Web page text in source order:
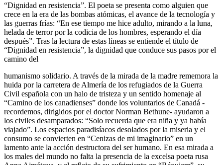
“Dignidad en resistencia”. El poeta se presenta como alguien que
crece en la era de las bombas atómicas, el avance de la tecnología y
las guerras frías: “En ese tiempo me hice adulto, mirando a la luna,
helada de terror por la codicia de los hombres, esperando el día
después”. Tras la lectura de estas líneas se entiende el título de
“Dignidad en resistencia”, la dignidad que conduce sus pasos por el
camino del
humanismo solidario. A través de la mirada de la madre rememora la
huida por la carretera de Almería de los refugiados de la Guerra
Civil española con un halo de tristeza y un sentido homenaje al
“Camino de los canadienses” donde los voluntarios de Canadá -
recordemos, dirigidos por el doctor Norman Bethune- ayudaron a
los civiles desamparados: “Solo recuerda que era niña y ya había
viajado”. Los espacios paradisíacos desolados por la miseria y el
consumo se convierten en “Cenizas de mi imaginario” en un
lamento ante la acción destructora del ser humano. En esa mirada a
los males del mundo no falta la presencia de la excelsa poeta rusa